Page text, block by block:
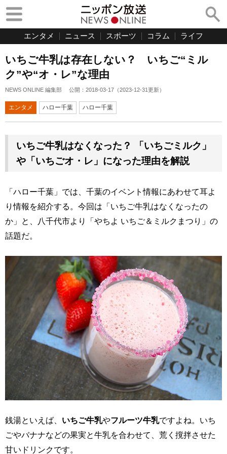
エンタメ ニュース スポーツ コラム ライフ
いちご牛乳は存在しない？ いちご“ミル
ク”や“オ・レ”な理由
NEWS ONLINE 編集部 公開： 2018-03-17 （2023-12-31更新）
エンタメ ハロー千葉 ハロー千葉
いちご牛乳はなくなった？ 「いちごミルク」
や「いちごオ・レ」になった理由を解説
「ハロー千葉」では、千葉のイベント情報にあわせて耳よ
り情報を紹介する。今回は「いちご牛乳はなくなったの
か」と、八千代市より「やちよ いちご＆ミルクまつり」の
話題だ。
銭湯といえば、 いちご牛乳やフルーツ牛乳ですよね。いち
ごやバナナなどの果実と牛乳を合わせて、荒く撹拌させた
甘いドリンクです。